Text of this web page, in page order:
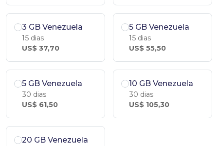
3 GB Venezuela
15 dias
US$ 37,70
5 GB Venezuela
15 dias
US$ 55,50
5 GB Venezuela
30 dias
US$ 61,50
10 GB Venezuela
30 dias
US$ 105,30
20 GB Venezuela